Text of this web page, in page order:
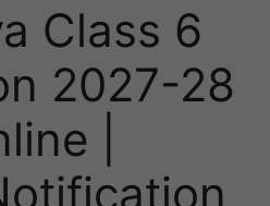
Class 6
2027-28
|